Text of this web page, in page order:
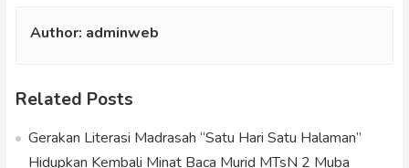
Author: adminweb
Related Posts
Gerakan Literasi Madrasah “Satu Hari Satu Halaman”
Hidupkan Kembali Minat Baca Murid MTsN 2 Muba